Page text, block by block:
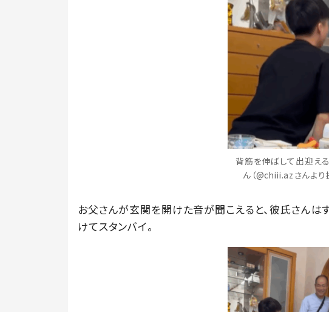
背筋を伸ばして出迎え
ん（@chiii.azさんより
お父さんが玄関を開けた音が聞こえると、彼氏さんは
けてスタンバイ。